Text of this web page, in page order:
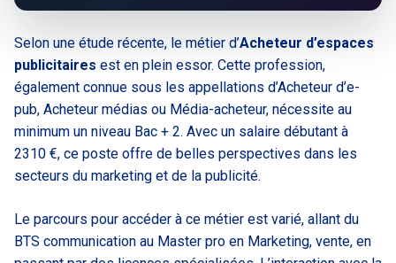
Selon une étude récente, le métier d’Acheteur d’espaces
publicitaires est en plein essor. Cette profession,
également connue sous les appellations d’Acheteur d’e-
pub, Acheteur médias ou Média-acheteur, nécessite au
minimum un niveau Bac + 2. Avec un salaire débutant à
2310 €, ce poste offre de belles perspectives dans les
secteurs du marketing et de la publicité.
Le parcours pour accéder à ce métier est varié, allant du
BTS communication au Master pro en Marketing, vente, en